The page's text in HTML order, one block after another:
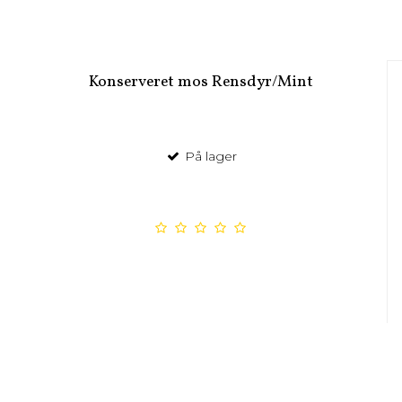
Konserveret mos Rensdyr/Mint
På lager